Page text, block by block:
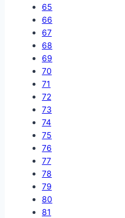
65
66
67
68
69
70
71
72
73
74
75
76
77
78
79
80
81